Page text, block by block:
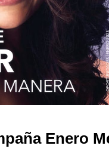
Enero